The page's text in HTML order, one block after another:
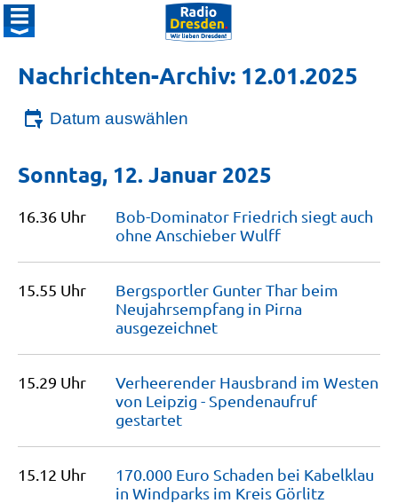
Nachrichten-Archiv: 12.01.2025
Datum auswählen
Sonntag, 12. Januar 2025
16.36 Uhr
Bob-Dominator Friedrich siegt auch
ohne AnschieberWulff
15.55 Uhr
Bergsportler Gunter Thar beim
Neujahrsempfang in Pirna
ausgezeichnet
15.29 Uhr
Verheerender Hausbrand im Westen
von Leipzig - Spendenaufruf
gestartet
15.12 Uhr
170.000 Euro Schaden bei Kabelklau
in Windparks im Kreis Görlitz